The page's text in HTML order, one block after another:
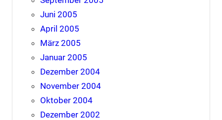
Juni 2005
April 2005
März 2005
Januar 2005
Dezember 2004
November 2004
Oktober 2004
Dezember 2002